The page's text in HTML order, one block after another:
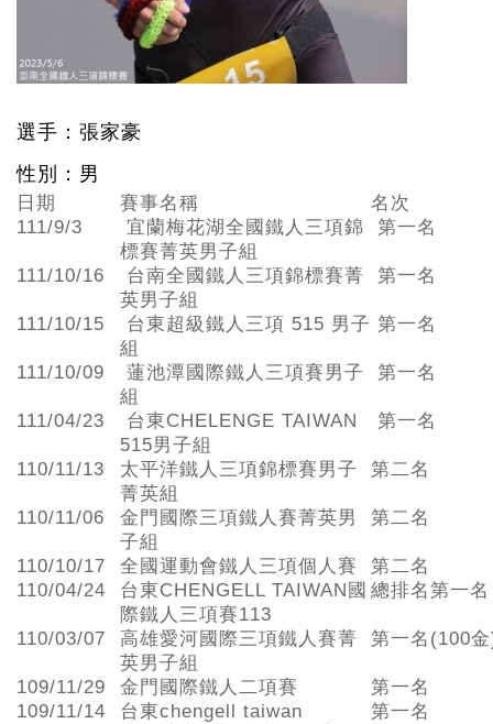
選手：張家豪
性別：男
日期 賽事名稱
名次
111/9/3
宜蘭梅花湖全國鐵人三項錦
標賽菁英男子組
第一名
111/10/16
台南全國鐵人三項錦標賽菁
英男子組
第一名
111/10/15
台東超級鐵人三項 515 男子
組
第一名
111/10/09
蓮池潭國際鐵人三項賽男子
組
第一名
111/04/23
台東CHELENGE TAIWAN
515男子組
第一名
110/11/13
太平洋鐵人三項錦標賽男子
菁英組
第二名
110/11/06
金門國際三項鐵人賽菁英男
子組
第二名
110/10/17 全國運動會鐵人三項個人賽
第二名
110/04/24
台東CHENGELL TAIWAN國
際鐵人三項賽113
總排名第一名
110/03/07
高雄愛河國際三項鐵人賽菁
英男子組
第一名(100
109/11/29 金門國際鐵人二項賽
第一名
109/11/14
台東chengell taiwan
第一名